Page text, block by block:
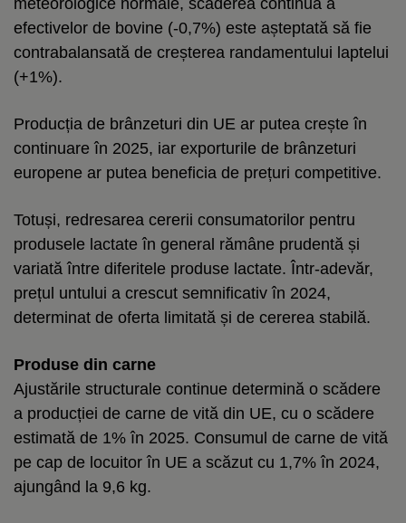
efectivelor de bovine (-0,7%) este așteptată să fie
contrabalansată de creșterea randamentului laptelui
(+1%).
Producția de brânzeturi din UE ar putea crește în
continuare în 2025, iar exporturile de brânzeturi
europene ar putea beneficia de prețuri competitive.
Totuși, redresarea cererii consumatorilor pentru
produsele lactate în general rămâne prudentă și
variată între diferitele produse lactate. Într-adevăr,
prețul untului a crescut semnificativ în 2024,
determinat de oferta limitată și de cererea stabilă.
Produse din carne
Ajustările structurale continue determină o scădere
a producției de carne de vită din UE, cu o scădere
estimată de 1% în 2025. Consumul de carne de vită
pe cap de locuitor în UE a scăzut cu 1,7% în 2024,
ajungând la 9,6 kg.